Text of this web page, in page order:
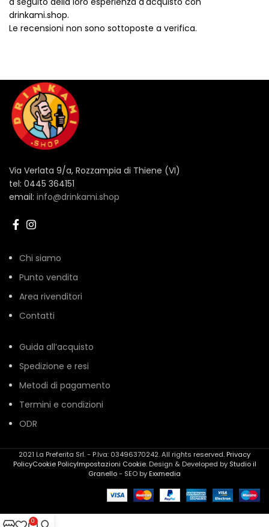
drinkami.shop.
Le recensioni non sono sottoposte a verifica.
Via Verlata 9/a, Rozzampia di Thiene (VI)
tel: 0445 364151
email: info@drinkami.shop
Chi siamo
Punto vendita
Area rivenditori
Contatti
Guida all’acquisto
Spedizione e resi
Metodi di pagamento
Termini e condizioni
ODR
2021 La Preferita Srl. - P.Iva: 03496370242. All rights reserved.Privacy
PolicyCookie PolicyImpostazioni Cookie. Design & Developed by Studio il
Granello- SEO byExxmedia
0